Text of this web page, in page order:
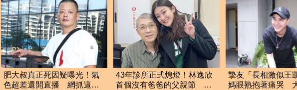
肥大叔真正死因疑曝光！氣
色超差還開直播 網抓這一
43年診所正式熄燈！林逸欣
首個沒有爸爸的父親節 門
摯友「長相激似王
媽眼熟抱著痛哭